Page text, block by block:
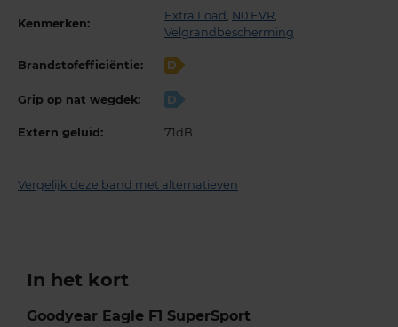
Kenmerken:
Extra Load , N0 EVR,
Velgrandbescherming
Brandstofefficiëntie: D
Grip op nat wegdek: D
Extern geluid: 71dB
Vergelijk deze band met alternatieven
In het kort
Goodyear Eagle F1 SuperSport